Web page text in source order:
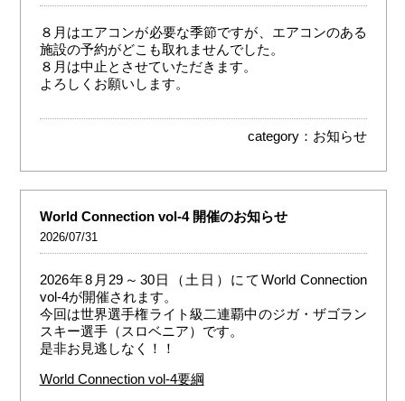
８月はエアコンが必要な季節ですが、エアコンのある
施設の予約がどこも取れませんでした。
８月は中止とさせていただきます。
よろしくお願いします。
category： お知らせ
World Connection vol-4 開催のお知らせ
2026/07/31
2026年8月29～30日（土日）にてWorld Connection
vol-4が開催されます。
今回は世界選手権ライト級二連覇中のジガ・ザゴラン
スキー選手（スロベニア）です。
是非お見逃しなく！！
World Connection vol-4要綱